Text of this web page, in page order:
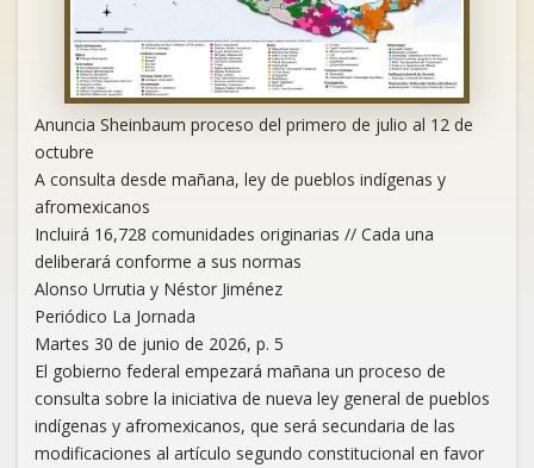
Anuncia Sheinbaum proceso del primero de julio al 12 de
octubre
A consulta desde mañana, ley de pueblos indígenas y
afromexicanos
Incluirá 16,728 comunidades originarias // Cada una
deliberará conforme a sus normas
Alonso Urrutia y Néstor Jiménez
Periódico La Jornada
Martes 30 de junio de 2026, p. 5
El gobierno federal empezará mañana un proceso de
consulta sobre la iniciativa de nueva ley general de pueblos
indígenas y afromexicanos, que será secundaria de las
modificaciones al artículo segundo constitucional en favor